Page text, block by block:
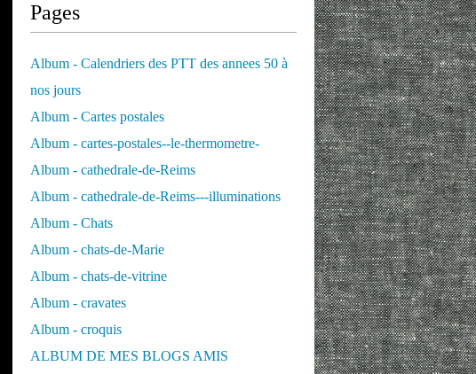
Pages
Album - Calendriers des PTT des annees 50 à
nos jours
Album - Cartes postales
Album - cartes-postales--le-thermometre-
Album - cathedrale-de-Reims
Album - cathedrale-de-Reims---illuminations
Album - Chats
Album - chats-de-Marie
Album - chats-de-vitrine
Album - cravates
Album - croquis
ALBUM DE MES BLOGS AMIS